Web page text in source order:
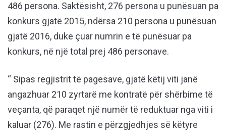
486 persona. Saktësisht, 276 persona u punësuan pa
konkurs gjatë 2015, ndërsa 210 persona u punësuan
gjatë 2016, duke çuar numrin e të punësuar pa
konkurs, në një total prej 486 personave.
“ Sipas regjistrit të pagesave, gjatë këtij viti janë
angazhuar 210 zyrtarë me kontratë për shërbime të
veçanta, që paraqet një numër të reduktuar nga viti i
kaluar (276). Me rastin e përzgjedhjes së këtyre